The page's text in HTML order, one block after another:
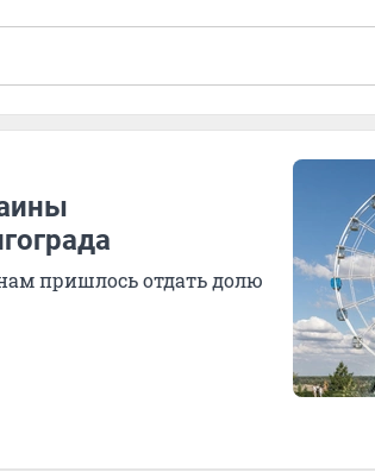
пришлось отдать долю